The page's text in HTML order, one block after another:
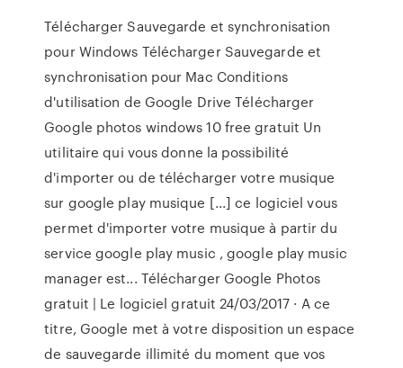
Télécharger Sauvegarde et synchronisation
pour Windows Télécharger Sauvegarde et
synchronisation pour Mac Conditions
d'utilisation de Google Drive Télécharger
Google photos windows 10 free gratuit Un
utilitaire qui vous donne la possibilité
d'importer ou de télécharger votre musique
sur google play musique [...] ce logiciel vous
permet d'importer votre musique à partir du
service google play music , google play music
manager est... Télécharger Google Photos
gratuit | Le logiciel gratuit 24/03/2017 · A ce
titre, Google met à votre disposition un espace
de sauvegarde illimité du moment que vos